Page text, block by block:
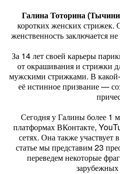
Галина Тоторина
коротких женских стрижек.
женственность заключается
За 14 лет своей карьеры
от окрашивания и стрижки
мужскими стрижками. В
её истинное призвание —
Сегодня у Галины более 1
платформах ВКонтакте,
сетях. Она также
статье мы представим 23
переведем некоторые